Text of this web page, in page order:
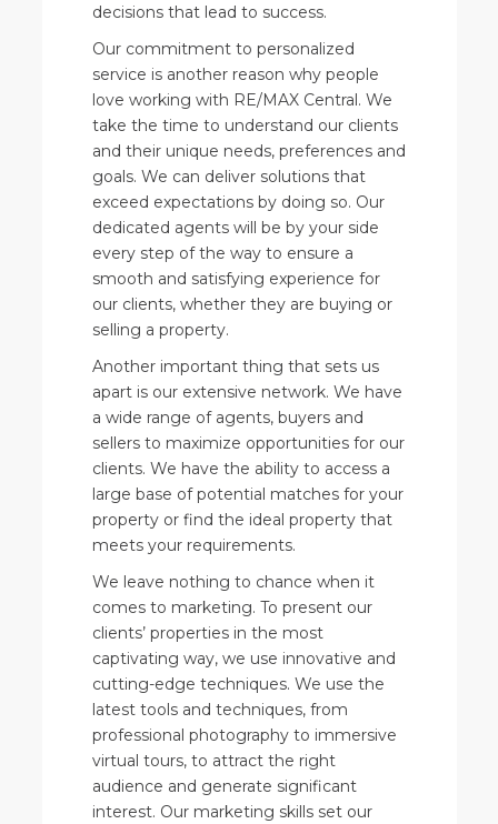
decisions that lead to success.
Our commitment to personalized
service is another reason why people
love working with RE/MAX Central. We
take the time to understand our clients
and their unique needs, preferences and
goals. We can deliver solutions that
exceed expectations by doing so. Our
dedicated agents will be by your side
every step of the way to ensure a
smooth and satisfying experience for
our clients, whether they are buying or
selling a property.
Another important thing that sets us
apart is our extensive network. We have
a wide range of agents, buyers and
sellers to maximize opportunities for our
clients. We have the ability to access a
large base of potential matches for your
property or find the ideal property that
meets your requirements.
We leave nothing to chance when it
comes to marketing. To present our
clients’ properties in the most
captivating way, we use innovative and
cutting-edge techniques. We use the
latest tools and techniques, from
professional photography to immersive
virtual tours, to attract the right
audience and generate significant
interest. Our marketing skills set our